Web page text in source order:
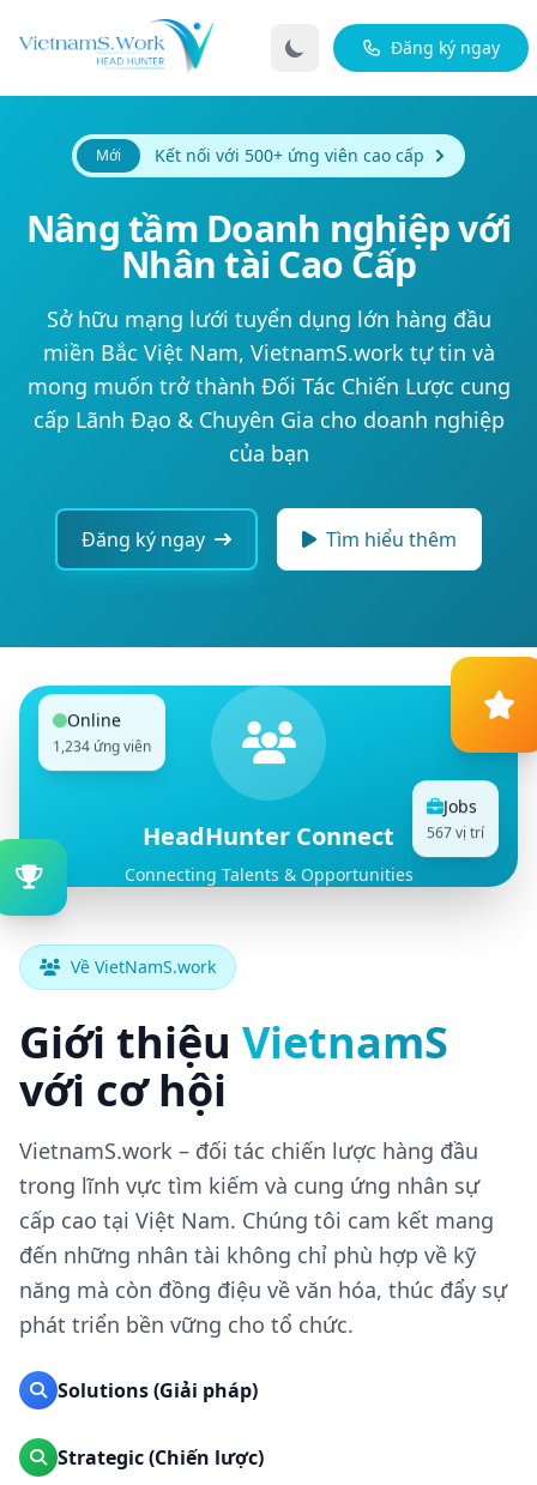
Đăng ký ngay
Mới Kết nối với 500+ ứng viên cao cấp
Nâng tầm Doanh nghiệp với
Nhân tài Cao Cấp
Sở hữu mạng lưới tuyển dụng lớn hàng đầu
miền Bắc Việt Nam, VietnamS.work tự tin và
mong muốn trở thành Đối Tác Chiến Lược cung
cấp Lãnh Đạo & Chuyên Gia cho doanh nghiệp
của bạn
Đăng ký ngay Tìm hiểu thêm
Về VietNamS.work
Giới thiệu VietnamS
với cơ hội
VietnamS.work – đối tác chiến lược hàng đầu
trong lĩnh vực tìm kiếm và cung ứng nhân sự
cấp cao tại Việt Nam. Chúng tôi cam kết mang
đến những nhân tài không chỉ phù hợp về kỹ
năng mà còn đồng điệu về văn hóa, thúc đẩy sự
phát triển bền vững cho tổ chức.
Solutions (Giải pháp)
Strategic (Chiến lược)
HeadHunter Connect
Connecting Talents & Opportunities
Online
1,234 ứng viên
Jobs
567 vị trí